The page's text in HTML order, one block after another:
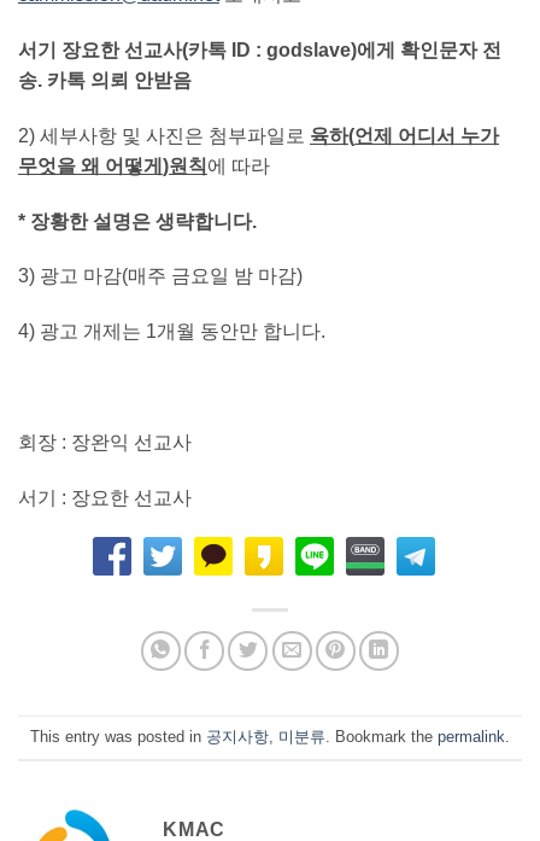
서기 장요한 선교사(카톡 ID : godslave)에게 확인문자 전
송. 카톡 의뢰 안받음
2) 세부사항 및 사진은 첨부파일로 육하(언제 어디서 누가
무엇을 왜 어떻게 )원칙 에 따라
* 장황한 설명은 생략합니다.
3) 광고 마감(매주 금요일 밤 마감)
4) 광고 개제는 1개월 동안만 합니다.
회장 : 장완익 선교사
서기 : 장요한 선교사
This entry was posted in 공지사항 미분류 . Bookmark the permalink
KMAC